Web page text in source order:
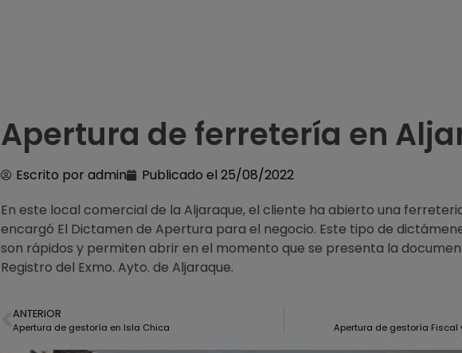
Apertura de ferretería en
Escrito por admin Publicado el 25/08/2022
En este local comercial de la Aljaraque, el cliente ha abierto una
encargó El Dictamen de Apertura para el negocio. Este tipo de
son rápidos y permiten abrir en el momento que se presenta la
Registro del Exmo. Ayto. de Aljaraque.
ANTERIOR
Apertura de gestoría en Isla Chica Apertura de gestoría Fiscal